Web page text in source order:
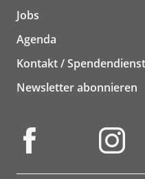
Jobs
Agenda
Kontakt / Spendendienst
Newsletter abonnieren